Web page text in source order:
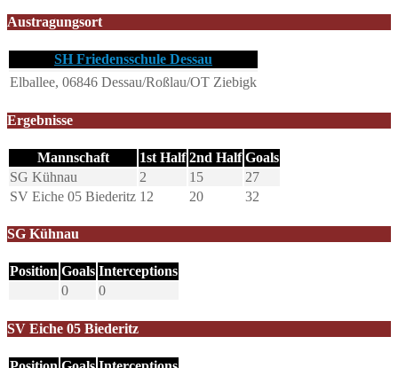
Austragungsort
SH Friedensschule Dessau
Elballee, 06846 Dessau/Roßlau/OT Ziebigk
Ergebnisse
Mannschaft 1st Half 2nd Half Goals
SG Kühnau
2 15
27
SV Eiche 05 Biederitz 12 20 32
SG Kühnau
Position Goals Interceptions
0
0
SV Eiche 05 Biederitz